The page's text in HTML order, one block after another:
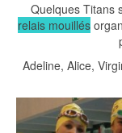
Quelques Titans
relais mouillés
Adeline, Alice,